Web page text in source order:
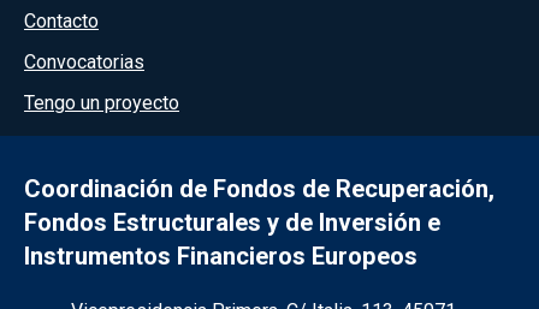
Menú del pie
Contacto
Convocatorias
Tengo un proyecto
Coordinación de Fondos de Recuperación,
Fondos Estructurales y de Inversión e
Instrumentos Financieros Europeos